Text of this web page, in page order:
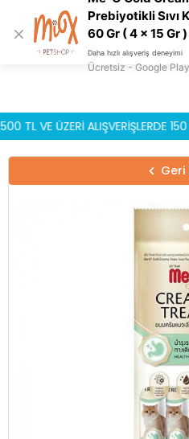
VE ÜZERİ ALIŞVERİŞLERDE 150
Geri
×
Prebiyotikli Sıvı
60 Gr ( 4 x 15 Gr
Daha hızlı alışveriş deneyimi
Ücretsiz - Google Play